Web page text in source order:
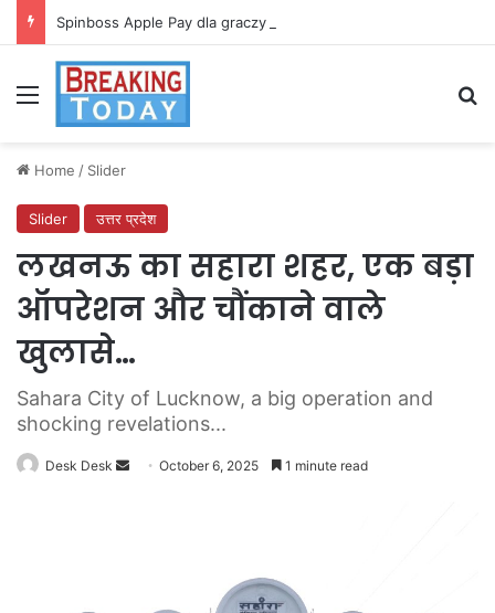
Spinboss Apple Pay dla graczy na iPhone
Menu
Home / Slider
Slider उत्तर प्रदेश
लखनऊ का सहारा शहर, एक बड़ा
ऑपरेशन और चौंकाने वाले
खुलासे…
Sahara City of Lucknow, a big operation and
shocking revelations...
Desk Desk
SendOctober 6, 2025 1 minute read